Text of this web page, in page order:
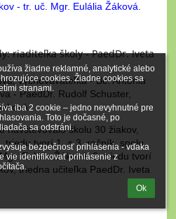
žiadne reklamné, analytické alebo
cookies. Žiadne cookies sa
stranami.
iba 2 cookie – jedno nevyhnutné pre
Toto je dočasné, po
sa odstráni.
bezpečnosť prihlásenia - vďaka
vie identifikovať prihlásenie z
Ok
- tr. uč. Mgr. Eulália Žáková.
riaditeľka školy - PaedDr. Iveta
vychovávateľka - Bc. Antónia
- PaedDr. Rudolf Schuster,
navštevovalo školu 30 žiakov,
triedu tvorí 1. a 3. ročník, spolu
Eulália Žáková. 2. triedu tvorí
triedna učiteľka PaedDr. Iveta